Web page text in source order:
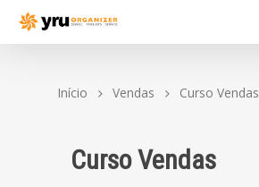
Início Vendas Curso Vendas
Curso Vendas